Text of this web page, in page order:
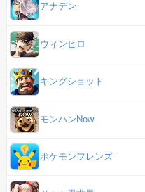
アナデン
ウィンヒロ
キングショット
モンハンNow
ポケモンフレンズ